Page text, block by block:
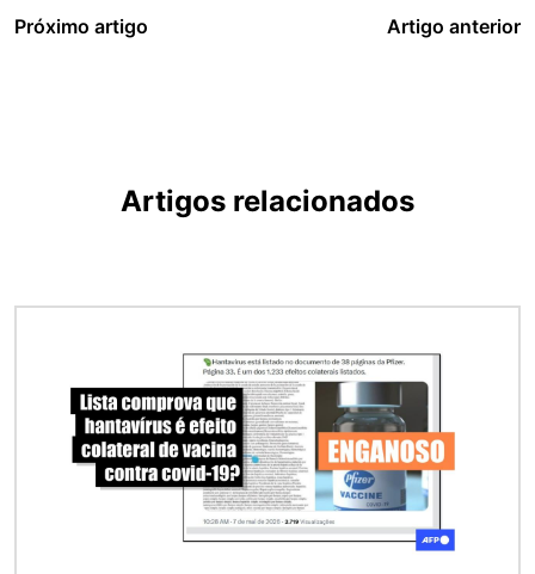
Próximo artigo Artigo anterior
Artigos relacionados